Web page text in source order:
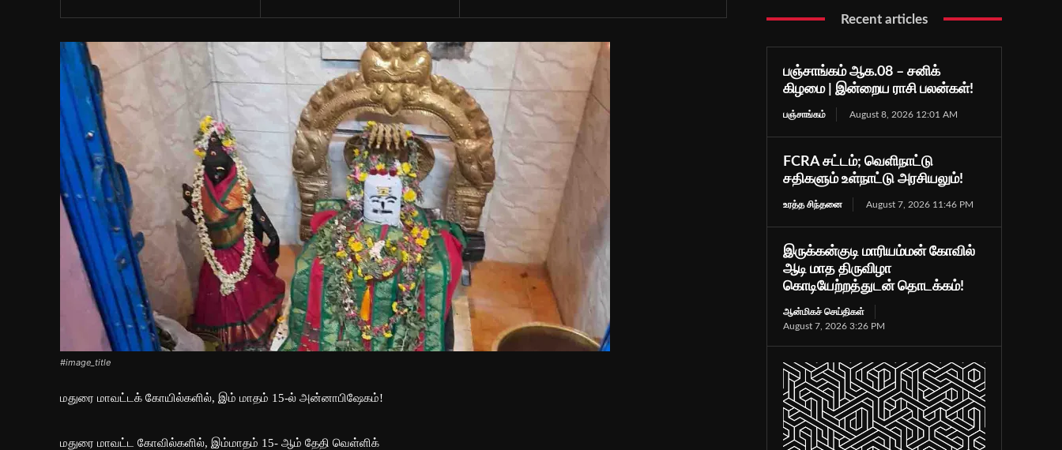
#image_title
மதுரை மாவட்டக் கோயில்களில், இம் மாதம் 15-ல் அன்னாபிஷேகம்!
மதுரை மாவட்ட கோவில்களில், இம்மாதம் 15- ஆம் தேதி வெள்ளிக்
Recent articles
பஞ்சாங்கம் ஆக.08 – சனிக்
கிழமை | இன்றைய ராசி பலன்கள்!
பஞ்சாங்கம் August 8, 2026 12:01 AM
FCRA சட்டம்; வெளிநாட்டு
சதிகளும் உள்நாட்டு அரசியலும்!
உரத்த சிந்தனை August 7, 2026 11:46 PM
இருக்கன்குடி மாரியம்மன் கோவில்
ஆடி மாத திருவிழா
கொடியேற்றத்துடன் தொடக்கம்!
ஆன்மிகச் செய்திகள்
August 7, 2026 3:26 PM